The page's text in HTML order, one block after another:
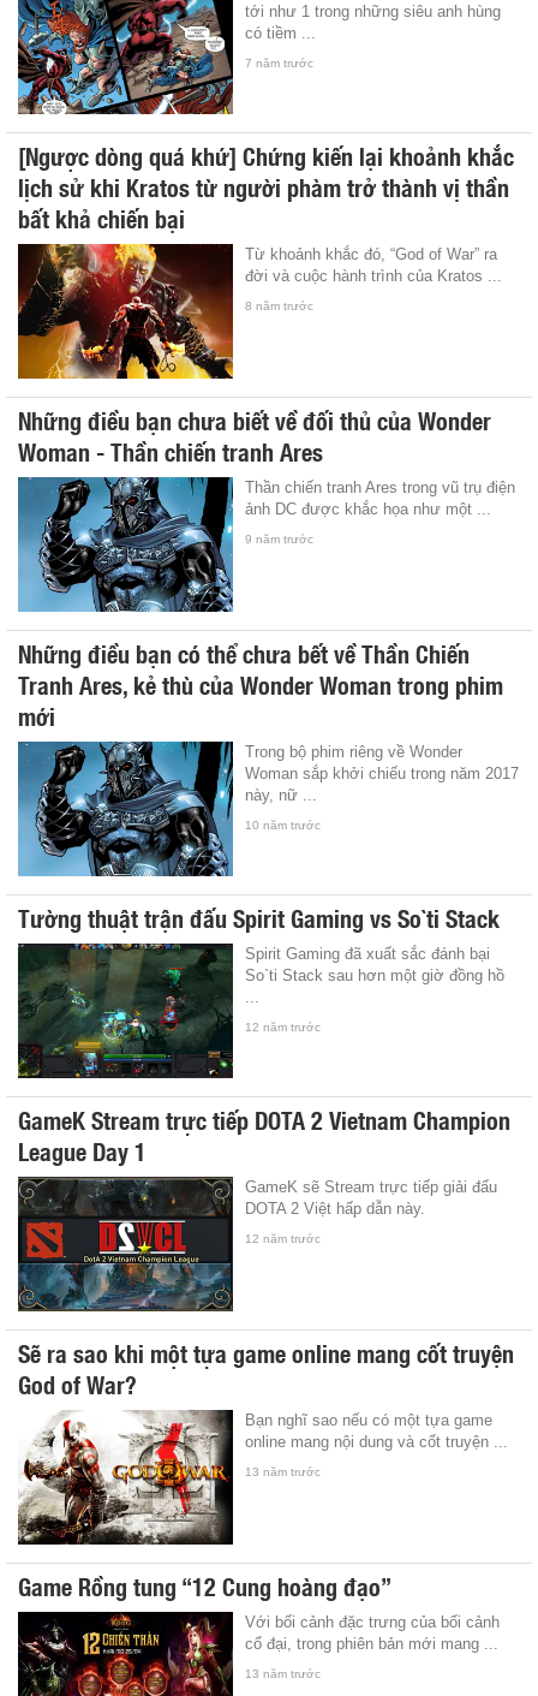
tới như 1 trong những siêu anh hùng
có tiềm ...
7 năm trước
[Ngược dòng quá khứ] Chứng kiến lại khoảnh khắc
lịch sử khi Kratos từ người phàm trở thành vị thần
bất khả chiến bại
Từ khoảnh khắc đó, “God of War” ra
đời và cuộc hành trình của Kratos ...
8 năm trước
Những điều bạn chưa biết về đối thủ của Wonder
Woman - Thần chiến tranh Ares
Thần chiến tranh Ares trong vũ trụ điện
ảnh DC được khắc họa như một ...
9 năm trước
Những điều bạn có thể chưa bết về Thần Chiến
Tranh Ares, kẻ thù của Wonder Woman trong phim
mới
Trong bộ phim riêng về Wonder
Woman sắp khởi chiếu trong năm 2017
này, nữ ...
10 năm trước
Tường thuật trận đấu Spirit Gaming vs So`ti Stack
Spirit Gaming đã xuất sắc đánh bại
So`ti Stack sau hơn một giờ đồng hồ
12 năm trước
GameK Stream trực tiếp DOTA 2 Vietnam Champion
League Day 1
GameK sẽ Stream trực tiếp giải đấu
DOTA 2 Việt hấp dẫn này.
12 năm trước
Sẽ ra sao khi một tựa game online mang cốt truyện
God of War?
Bạn nghĩ sao nếu có một tựa game
online mang nội dung và cốt truyện ...
13 năm trước
Game Rồng tung “12 Cung hoàng đạo”
Với bối cảnh đặc trưng của bối cảnh
cổ đại, trong phiên bản mới mang ...
13 năm trước